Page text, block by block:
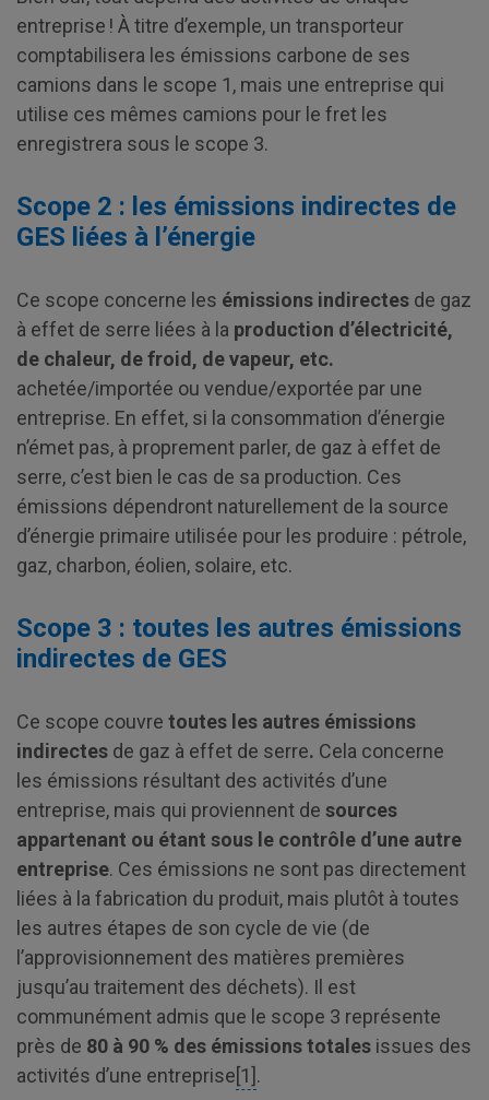
entreprise ! À titre d’exemple, un transporteur
comptabilisera les émissions carbone de ses
camions dans le scope 1, mais une entreprise qui
utilise ces mêmes camions pour le fret les
enregistrera sous le scope 3.
Scope 2 : les émissions indirectes de
GES liées à l’énergie
Ce scope concerne les émissions indirectes de gaz
à effet de serre liées à la production d’électricité,
de chaleur, de froid, de vapeur, etc.
achetée/importée ou vendue/exportée par une
entreprise. En effet, si la consommation d’énergie
n’émet pas, à proprement parler, de gaz à effet de
serre, c’est bien le cas de sa production. Ces
émissions dépendront naturellement de la source
d’énergie primaire utilisée pour les produire : pétrole,
gaz, charbon, éolien, solaire, etc.
Scope 3 : toutes les autres émissions
indirectes de GES
Ce scope couvre toutes les autres émissions
indirectes de gaz à effet de serre. Cela concerne
les émissions résultant des activités d’une
entreprise, mais qui proviennent de sources
appartenant ou étant sous le contrôle d’une autre
entreprise. Ces émissions ne sont pas directement
liées à la fabrication du produit, mais plutôt à toutes
les autres étapes de son cycle de vie (de
l’approvisionnement des matières premières
jusqu’au traitement des déchets). Il est
communément admis que le scope 3 représente
près de 80 à 90 % des émissions totales issues des
activités d’une entreprise[1].